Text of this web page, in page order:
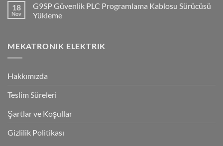
NPN/PNP
Giriş
Bağlantılar
on
Flying
Trigger
Inspection
With
18
Nov
G9SP Güvenlik PLC Programlama Kablosu Sürücüsü
Yükleme
G9SP
Güvenlik
Sürücüsü
MEKATRONIK ELEKTRIK
Hakkımızda
Teslim Süreleri
Şartlar ve Koşullar
Gizlilik Politikası